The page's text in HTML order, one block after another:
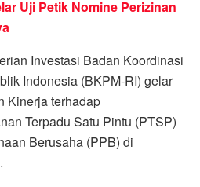
Uji Petik Nomine Perizinan
Investasi Badan Koordinasi
Indonesia (BKPM-RI) gelar
Kinerja terhadap
Terpadu Satu Pintu (PTSP)
Berusaha (PPB) di